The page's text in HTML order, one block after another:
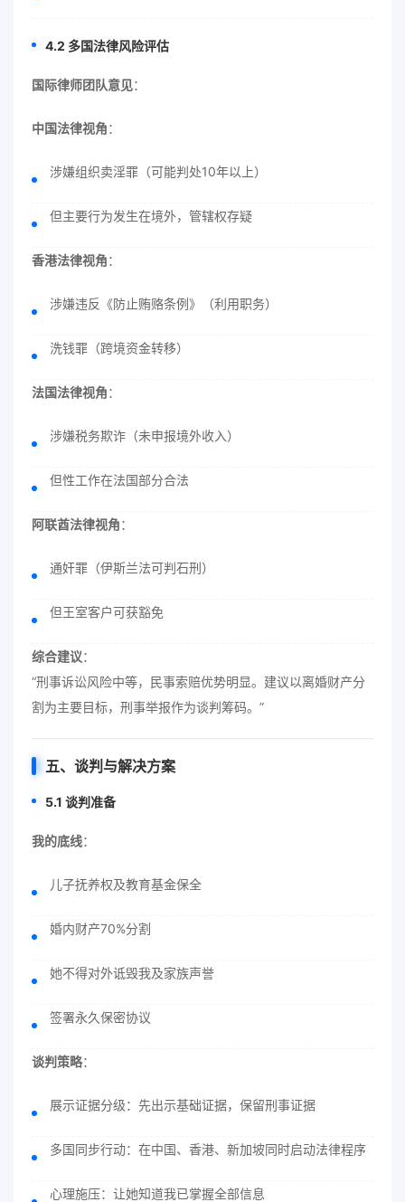
4.2 多国法律风险评估
国际律师团队意见：
中国法律视角：
涉嫌组织卖淫罪（可能判处10年以上）
但主要行为发生在境外，管辖权存疑
香港法律视角：
涉嫌违反《防止贿赂条例》（利用职务）
洗钱罪（跨境资金转移）
法国法律视角：
涉嫌税务欺诈（未申报境外收入）
但性工作在法国部分合法
阿联酋法律视角：
通奸罪（伊斯兰法可判石刑）
但王室客户可获豁免
综合建议：
“刑事诉讼风险中等，民事索赔优势明显。建议以离婚财产分
割为主要目标，刑事举报作为谈判筹码。”
五、谈判与解决方案
5.1 谈判准备
我的底线：
儿子抚养权及教育基金保全
婚内财产70%分割
她不得对外诋毁我及家族声誉
签署永久保密协议
谈判策略：
展示证据分级：先出示基础证据，保留刑事证据
多国同步行动：在中国、香港、新加坡同时启动法律程序
心理施压：让她知道我已掌握全部信息